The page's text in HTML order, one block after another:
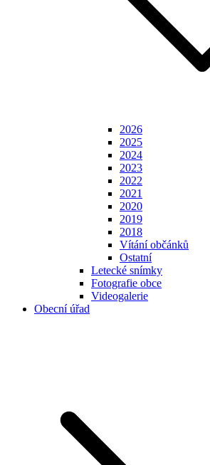
2026
2025
2024
2023
2022
2021
2020
2019
2018
Vítání občánků
Ostatní
Letecké snímky
Fotografie obce
Videogalerie
Obecní úřad